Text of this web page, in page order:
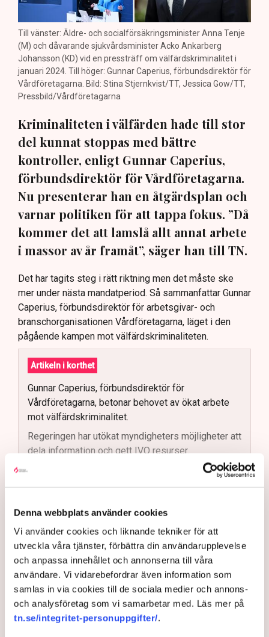
Denna webbplats använder cookies
Vi använder cookies och liknande tekniker för att
utveckla våra tjänster, förbättra din användarupplevelse
och anpassa innehållet och annonserna till våra
användare. Vi vidarebefordrar även information som
samlas in via cookies till de sociala medier och annons-
och analysföretag som vi samarbetar med. Läs mer på
tn.se/integritet-personuppgifter/.
Till vänster: Äldre- och socialförsäkringsminister Anna Tenje
(M) och dåvarande sjukvårdsminister Acko Ankarberg
Johansson (KD) vid en pressträff om välfärdskriminalitet i
januari 2024. Till höger: Gunnar Caperius, förbundsdirektör för
Vårdföretagarna. Bild: Stina Stjernkvist/TT, Jessica Gow/TT,
Pressbild/Vårdföretagarna
Kriminaliteten i välfärden hade till stor
del kunnat stoppas med bättre
kontroller, enligt Gunnar Caperius,
förbundsdirektör för Vårdföretagarna.
Nu presenterar han en åtgärdsplan och
varnar politiken för att tappa fokus. ”Då
kommer det att lamslå allt annat arbete
i massor av år framåt”, säger han till TN.
Det har tagits steg i rätt riktning men det måste ske
mer under nästa mandatperiod. Så sammanfattar Gunnar
Caperius, förbundsdirektör för arbetsgivar- och
branschorganisationen Vårdföretagarna, läget i den
pågående kampen mot välfärdskriminaliteten.
Artikeln i korthet
Gunnar Caperius, förbundsdirektör för
Vårdföretagarna, betonar behovet av ökat arbete
mot välfärdskriminalitet.
Regeringen har utökat myndigheters möjligheter att
dela information och gett IVO resurser.
vårdinrättningar måste förbättras, enligt Caperius.
bakgrundskontroller och mer fysisk tillsyn.
Stockholms stad ses som ett gott exempel när det
kommer till effektiv kontroll av vårdinrättningar.
Framtida lagstiftning bör möjliggöra kontinuerlig
kontroll av anställda inom vården, anser
Vårdföretagarna.
Läs mer
Vårdföretagarna välkomnar att den sittande regeringen
bland annat har utökat möjligheterna för myndigheter att
dela information med varandra och att Inspektionen för
vård och omsorg, IVO, fått mer resurser. Men framåt
måste kontrollverksamheten och uppföljningen fungera
bättre än den har gjort hittills, anser Gunnar Caperius.